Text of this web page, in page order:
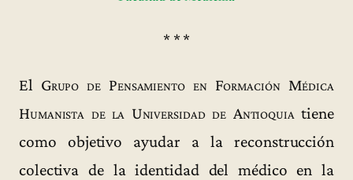
* * *
El Grupo de Pensamiento en Formación Médica
Humanista de la Universidad de Antioquiatiene
como objetivo ayudar a la reconstrucción
colectiva de la identidad del médico en la